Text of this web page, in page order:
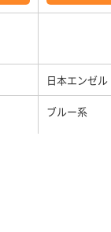
日本エンゼル
ブルー系